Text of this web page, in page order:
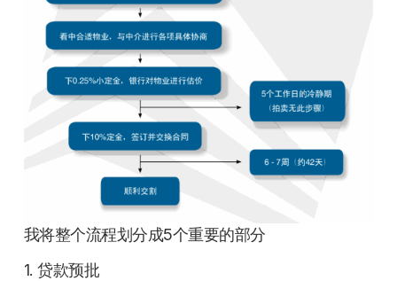
我将整个流程划分成5个重要的部分
1. 贷款预批